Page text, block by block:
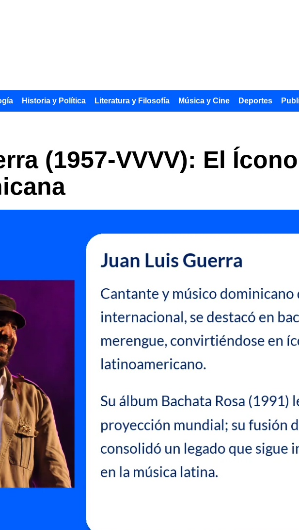
Historia y Política Literatura y Filosofía Música y Cine Deportes
(1957-VVVV): El